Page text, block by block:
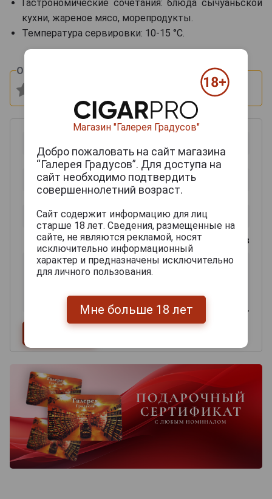
Гастрономические сочетания: блюда сычуаньской
кухни, жареное мясо, морепродукты.
Температура сервировки: 10-15 °C.
Оцените и напишите отзыв:
0из 2000 знаков
Магазин "Галерея Градусов"
Добро пожаловать на сайт магазина
“Галерея Градусов”. Для доступа на
сайт необходимо подтвердить
совершеннолетний возраст.
Сайт содержит информацию для лиц
старше 18 лет. Сведения, размещенные на
сайте, не являются рекламой, носят
исключительно информационный
характер и предназначены исключительно
для личного пользования.
Мне больше 18 лет